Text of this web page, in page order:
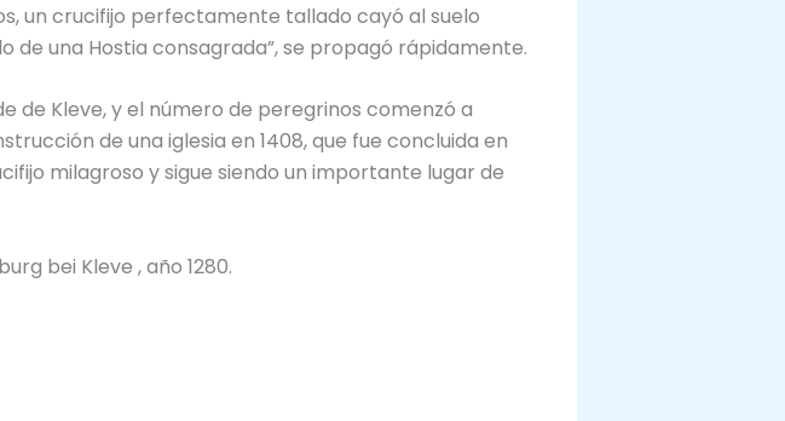
un crucifijo perfectamente tallado cayó al suelo
de una Hostia consagrada”, se propagó rápidamente.
de Kleve, y el número de peregrinos comenzó a
de una iglesia en 1408, que fue concluida en
milagroso y sigue siendo un importante lugar de
bei Kleve , año 1280.